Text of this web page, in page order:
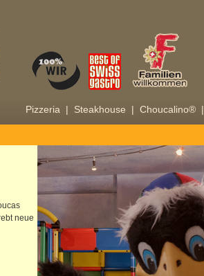
Pizzeria | Steakhouse | Choucalino® |
neue